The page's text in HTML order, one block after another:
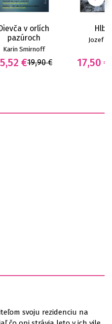
Dievča v orlích
pazúroch
Karin Smirnoff
19,90 €
€
Jozef
17,50 €
svoju rezidenciu na